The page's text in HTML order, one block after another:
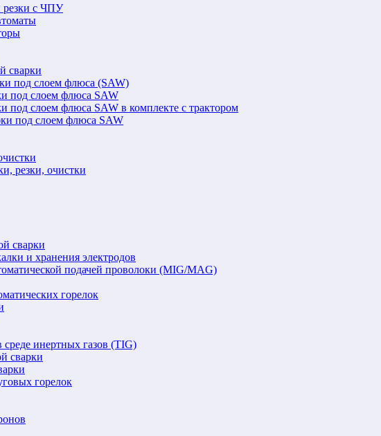
резки с ЧПУ
сварки
под слоем флюса (SAW)
под слоем флюса SAW
под слоем флюса SAW в комплекте с трактором
под слоем флюса SAW
резки, очистки
сварки
и хранения электродов
подачей проволоки (MIG/MAG)
горелок
инертных газов (TIG)
сварки
горелок